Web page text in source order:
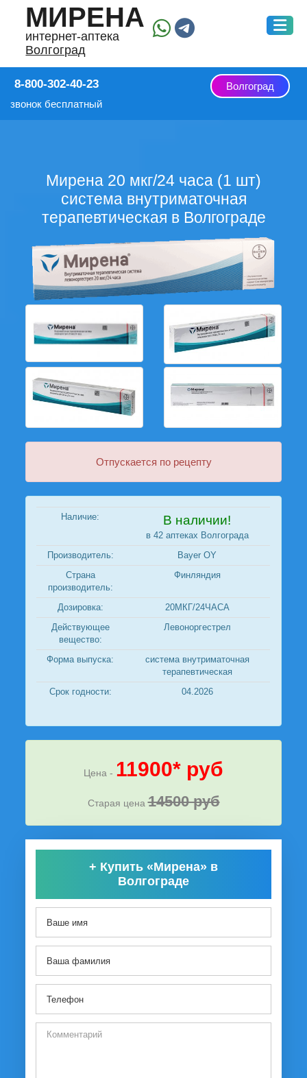
МИРЕНА
интернет-аптека
Волгоград
8-800-302-40-23
звонок бесплатный
Волгоград
Мирена 20 мкг/24 часа (1 шт)
система внутриматочная
терапевтическая в Волгограде
Отпускается по рецепту
Наличие: В наличии!
в 42 аптеках Волгограда
Производитель:
Bayer OY
Страна
производитель:
Финляндия
Дозировка:
20МКГ/24ЧАСА
Действующее
вещество:
Левоноргестрел
Форма выпуска:
система внутриматочная
терапевтическая
Срок годности:
04.2026
Цена - 11900* руб
Старая цена 14500 руб
+ Купить «Мирена» в
Волгограде